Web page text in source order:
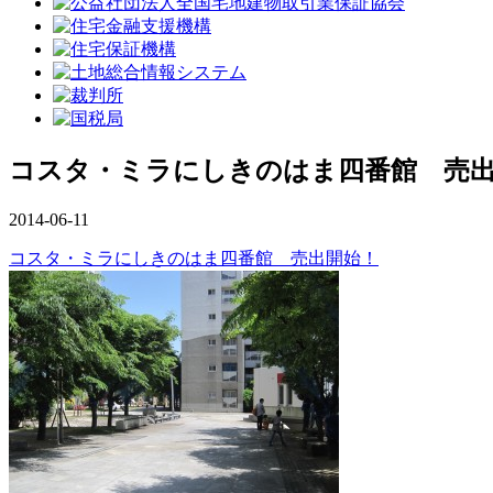
コスタ・ミラにしきのはま四番館 売
2014-06-11
コスタ・ミラにしきのはま四番館 売出開始！